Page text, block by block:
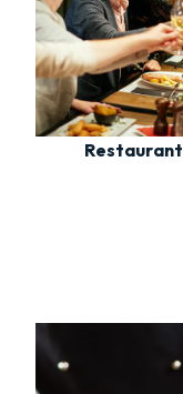
Restaurant